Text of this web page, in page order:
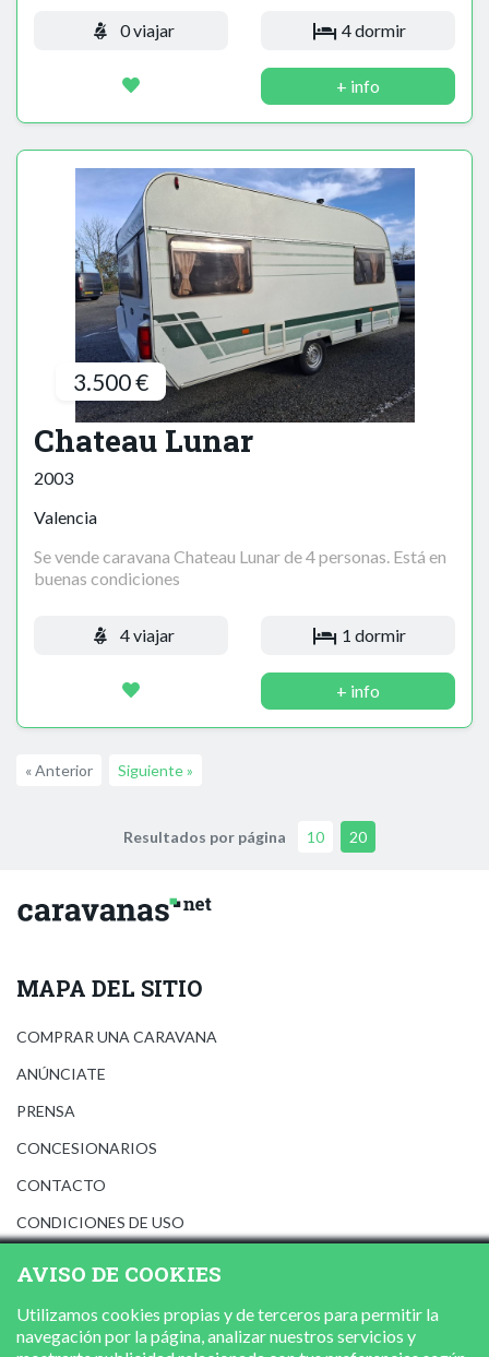
0 viajar 4 dormir
+ info
3.500 €
Chateau Lunar
2003
Valencia
Se vende caravana Chateau Lunar de 4 personas. Está en
buenas condiciones
4 viajar 1 dormir
+ info
« Anterior Siguiente »
Resultados por página 10 20
MAPA DEL SITIO
COMPRAR UNA CARAVANA
ANÚNCIATE
PRENSA
CONCESIONARIOS
CONTACTO
CONDICIONES DE USO
POLÍTICA DE COOKIES
AVISO DE COOKIES
Utilizamos cookies propias y de terceros para permitir la
navegación por la página, analizar nuestros servicios y